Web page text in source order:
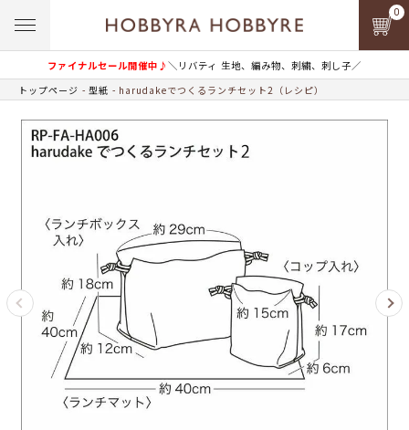
ファイナルセール開催中♪＼リバティ 生地、編み物、刺繍、刺し子／
0
トップページ 型紙 harudakeでつくるランチセット2（レシピ）